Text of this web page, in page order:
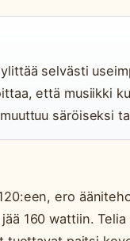
selvästi
että musiikki
säröiseksi
ero
jää 160 wattiin.